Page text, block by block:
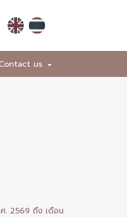
+
us
. 2569 ถึง เดือน